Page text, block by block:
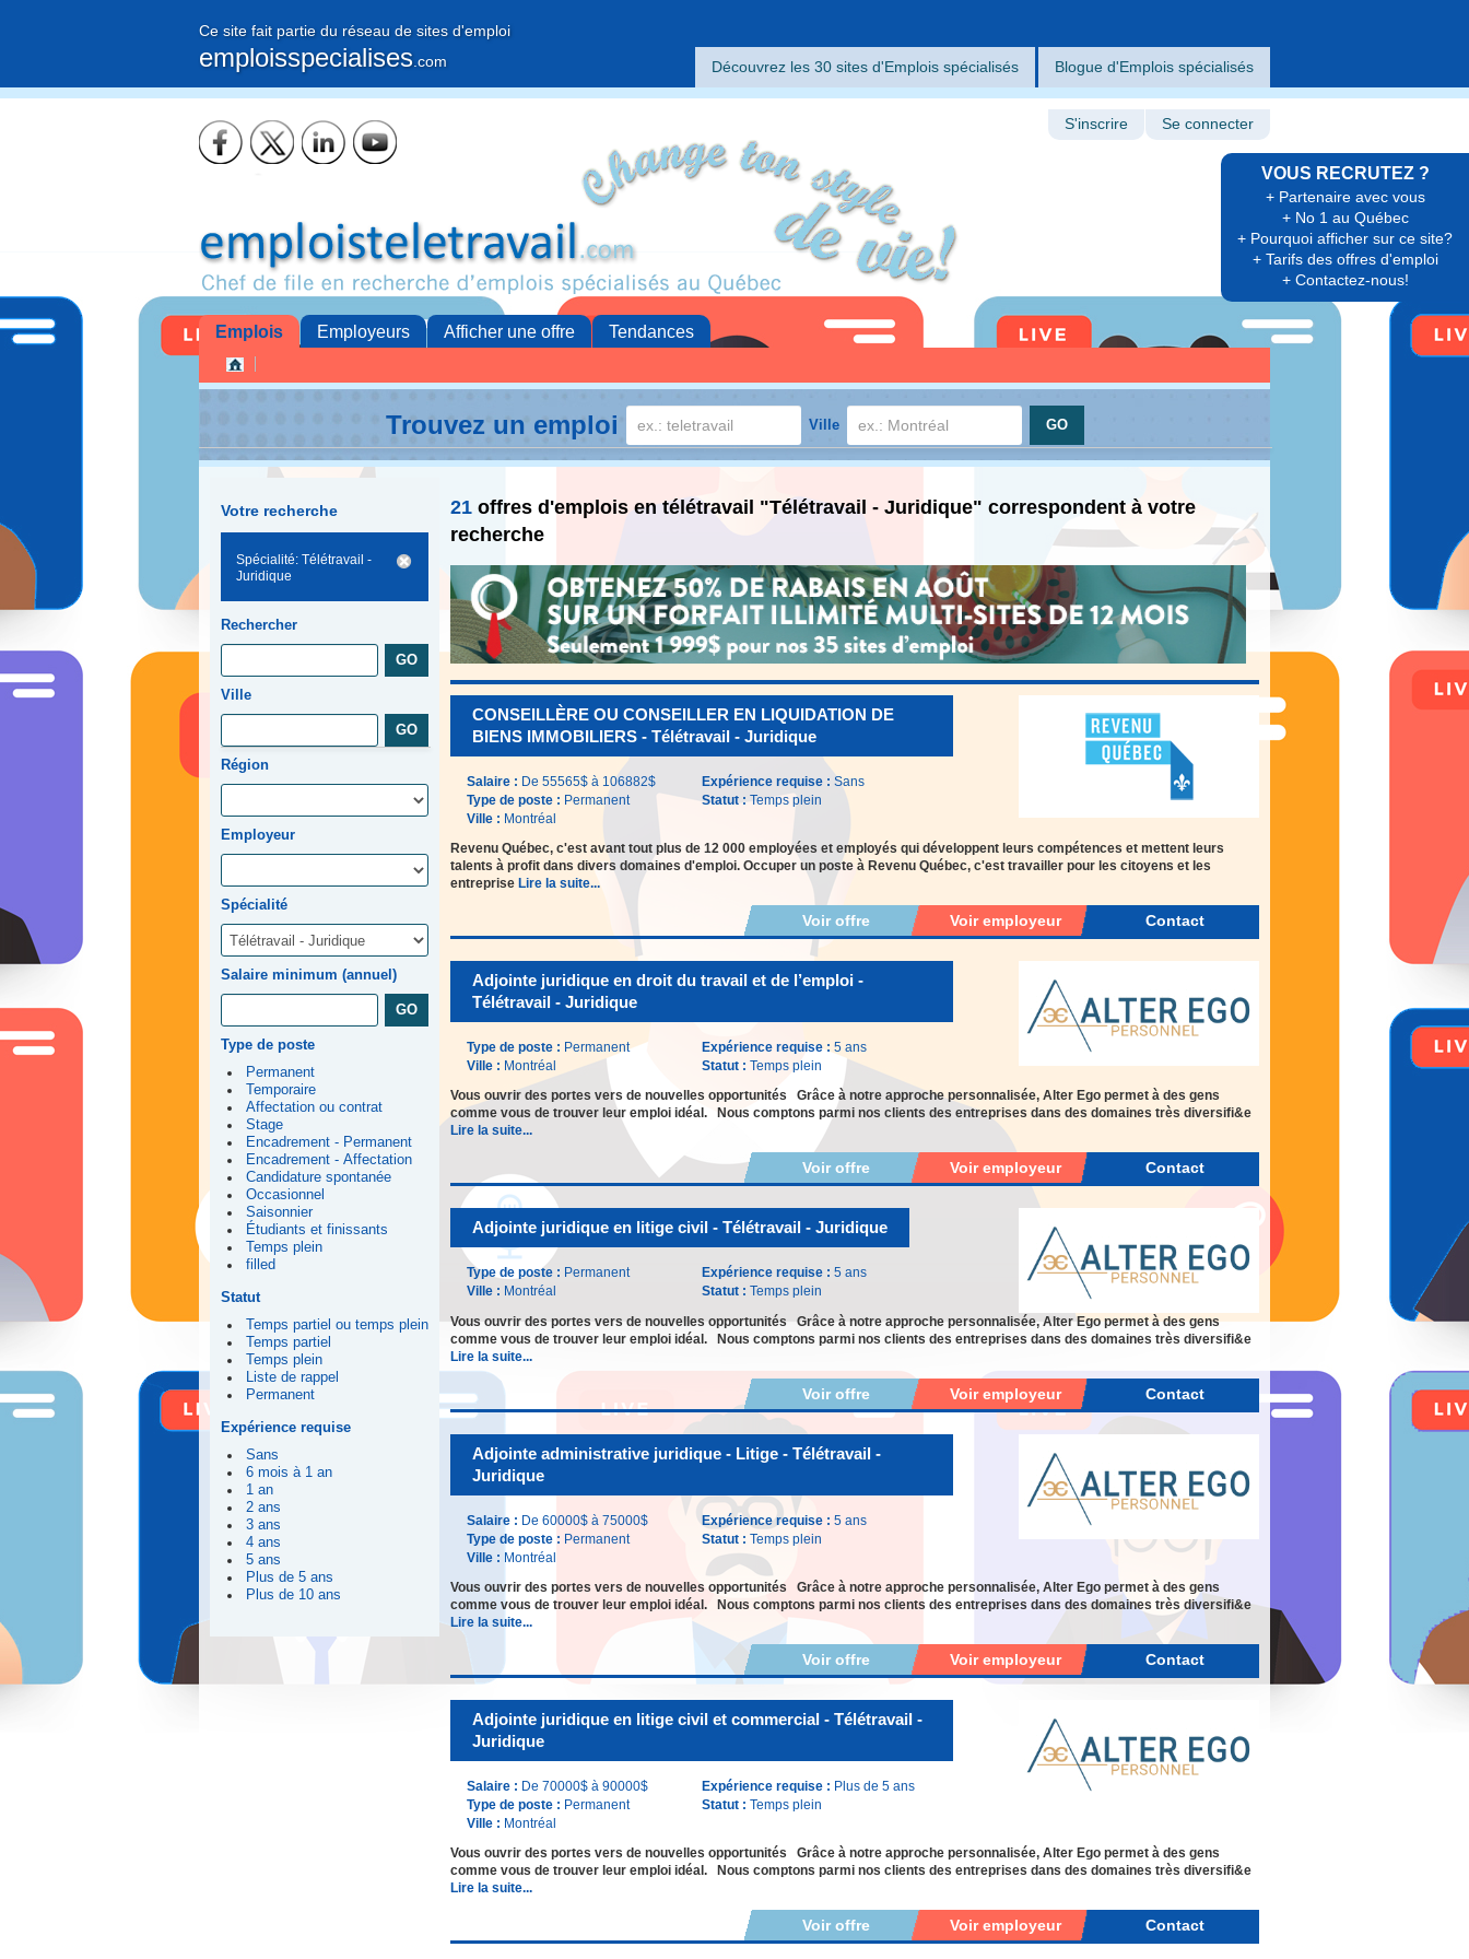
Ce site fait partie du réseau de sites d'emploi
emploisspecialises .com Découvrez les 30 sites d'Emplois spécialisés Blogue d'Emplois spécialisés
VOUS RECRUTEZ ?
+ Partenaire avec vous
+ No 1 au Québec
+ Pourquoi afficher sur ce site?
+ Tarifs des offres d'emploi
+ Contactez-nous!
S'inscrire Se connecter
Emplois Employeurs Afficher une offre Tendances
Trouvez un emploi Ville
Votre recherche
Spécialité: Télétravail -
Juridique
Rechercher
Ville
Région
Employeur
Spécialité
Salaire minimum (annuel)
Type de poste
Permanent
Temporaire
Affectation ou contrat
Stage
Encadrement - Permanent
Encadrement - Affectation
Candidature spontanée
Occasionnel
Saisonnier
Étudiants et finissants
Temps plein
filled
Statut
Temps partiel ou temps plein
Temps partiel
Temps plein
Liste de rappel
Permanent
Expérience requise
Sans
6 mois à 1 an
1 an
2 ans
3 ans
4 ans
5 ans
Plus de 5 ans
Plus de 10 ans
21 offres d'emplois en télétravail "Télétravail - Juridique" correspondent à votre
recherche
CONSEILLÈRE OU CONSEILLER EN LIQUIDATION DE
BIENS IMMOBILIERS - Télétravail - Juridique
Salaire : De 55565$ à 106882$
Type de poste : Permanent
Ville : Montréal
Expérience requise : Sans
Statut :Temps plein
Revenu Québec, c'est avant tout plus de 12 000 employées et employés qui développent leurs compétences et mettent leurs
talents à profit dans divers domaines d'emploi. Occuper un poste à Revenu Québec, c'est travailler pour les citoyens et les
entreprise Lire la suite...
Voir offre Voir employeur Contact
Adjointe juridique en droit du travail et de l’emploi -
Télétravail - Juridique
Type de poste : Permanent
Ville : Montréal
Expérience requise : 5 ans
Statut : Temps plein
Vous ouvrir des portes vers de nouvelles opportunités Grâce à notre approche personnalisée, Alter Ego permet à des gens
comme vous de trouver leur emploi idéal. Nous comptons parmi nos clients des entreprises dans des domaines très diversifi&e
Lire la suite...
Voir offre Voir employeur Contact
Adjointe juridique en litige civil - Télétravail - Juridique
Type de poste : Permanent
Ville : Montréal
Expérience requise : 5 ans
Statut : Temps plein
Vous ouvrir des portes vers de nouvelles opportunités Grâce à notre approche personnalisée, Alter Ego permet à des gens
comme vous de trouver leur emploi idéal. Nous comptons parmi nos clients des entreprises dans des domaines très diversifi&e
Lire la suite...
Voir offre Voir employeur Contact
Adjointe administrative juridique - Litige - Télétravail -
Juridique
Salaire : De 60000$ à 75000$
Type de poste : Permanent
Ville : Montréal
Expérience requise : 5 ans
Statut : Temps plein
Vous ouvrir des portes vers de nouvelles opportunités Grâce à notre approche personnalisée, Alter Ego permet à des gens
comme vous de trouver leur emploi idéal. Nous comptons parmi nos clients des entreprises dans des domaines très diversifi&e
Lire la suite...
Voir offre Voir employeur Contact
Adjointe juridique en litige civil et commercial - Télétravail -
Juridique
Salaire : De 70000$ à 90000$
Type de poste : Permanent
Ville : Montréal
Expérience requise : Plus de 5 ans
Statut : Temps plein
Vous ouvrir des portes vers de nouvelles opportunités Grâce à notre approche personnalisée, Alter Ego permet à des gens
comme vous de trouver leur emploi idéal. Nous comptons parmi nos clients des entreprises dans des domaines très diversifi&e
Lire la suite...
Voir offre Voir employeur Contact